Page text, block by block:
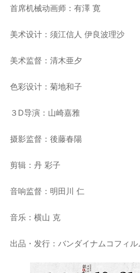
首席机械动画师：有澤 寛
美术设计：须江信人 伊良波理沙
美术监督：清木亜夕
色彩设计：菊地和子
３D导演：山崎嘉雅
摄影监督：後藤春陽
剪辑：丹 彩子
音响监督：明田川 仁
音乐：横山 克
出品・发行：バンダイナムコフィル